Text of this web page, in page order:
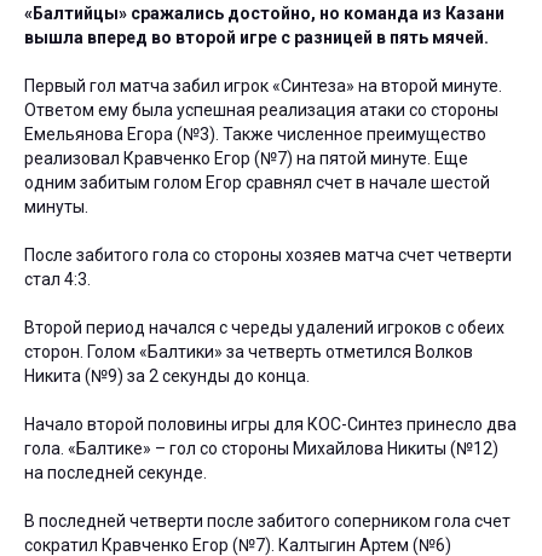
«Балтийцы» сражались достойно, но команда из Казани
вышла вперед во второй игре с разницей в пять мячей.
Первый гол матча забил игрок «Синтеза» на второй минуте.
Ответом ему была успешная реализация атаки со стороны
Емельянова Егора (№3). Также численное преимущество
реализовал Кравченко Егор (№7) на пятой минуте. Еще
одним забитым голом Егор сравнял счет в начале шестой
минуты.
После забитого гола со стороны хозяев матча счет четверти
стал 4:3.
Второй период начался с череды удалений игроков с обеих
сторон. Голом «Балтики» за четверть отметился Волков
Никита (№9) за 2 секунды до конца.
Начало второй половины игры для КОС-Синтез принесло два
гола. «Балтике» – гол со стороны Михайлова Никиты (№12)
на последней секунде.
В последней четверти после забитого соперником гола счет
сократил Кравченко Егор (№7). Калтыгин Артем (№6)